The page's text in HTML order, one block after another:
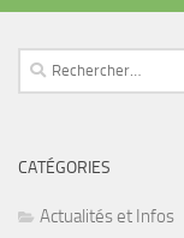
Rechercher :
CATÉGORIES
Actualités et Infos